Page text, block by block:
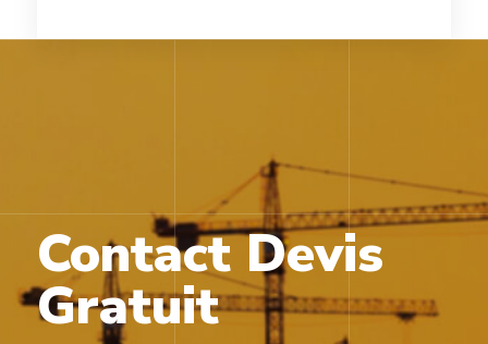
Contact Devis
Gratuit